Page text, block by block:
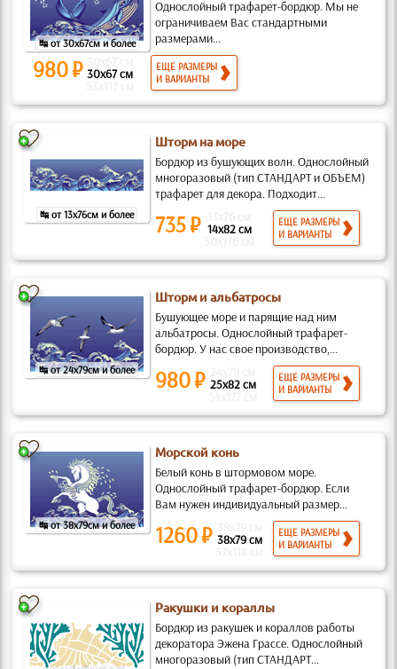
↹ от 30x67см и более
Однослойный трафарет-бордюр. Мы не
ограничиваем Вас стандартными
размерами...
980 ₽ 30x67 см
ЕЩЕ РАЗМЕРЫ
И ВАРИАНТЫ
↹ от 13x76см и более
Шторм на море
Бордюр из бушующих волн. Однослойный
многоразовый (тип СТАНДАРТ и ОБЪЕМ)
трафарет для декора. Подходит...
735 ₽ 14x82 см
ЕЩЕ РАЗМЕРЫ
И ВАРИАНТЫ
↹ от 24x79см и более
Шторм и альбатросы
Бушующее море и парящие над ним
альбатросы. Однослойный трафарет-
бордюр. У нас свое производство,...
980 ₽ 25x82 см
ЕЩЕ РАЗМЕРЫ
И ВАРИАНТЫ
↹ от 38x79см и более
Морской конь
Белый конь в штормовом море.
Однослойный трафарет-бордюр. Если
Вам нужен индивидуальный размер...
1260 ₽ 38x79 см
ЕЩЕ РАЗМЕРЫ
И ВАРИАНТЫ
Ракушки и кораллы
Бордюр из ракушек и кораллов работы
декоратора Эжена Грассе. Однослойный
многоразовый (тип СТАНДАРТ...